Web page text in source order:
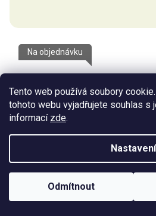
Tento web používá soubory
tohoto webu vyjadřujete souhlas s
informací zde.
Nastavení
Odmítnout
Na objednávku